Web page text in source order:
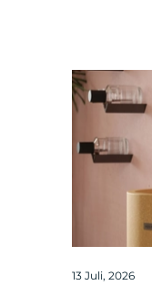
13 Juli, 2026